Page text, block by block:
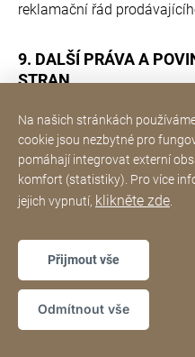
reklamační řád
9. DALŠÍ PRÁVA A
STRAN
9.1. Kupující nabývá
celé kupní ceny zboží.
9.2. Prodávající není ve
odst. 1 písm. e) občanského
9.3. K mimosoudnímu
kupní smlouvy je příslušná
Na našich stránkách
cookie jsou nezbytné pro
pomáhají integrovat externí
komfort (statistiky). Pro více
jejich vypnutí, klikněte zde
Přijmout vše
Odmítnout vše